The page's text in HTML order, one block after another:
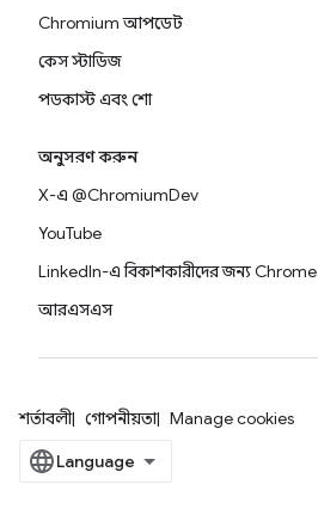
Chromium আপডেট
কেস স্টাডিজ
পডকাস্ট এবং শো
অনুসরণ করুন
X-এ @ChromiumDev
YouTube
LinkedIn-এ বিকাশকারীদের জন্য Chrome
আরএসএস
শর্তাবলী গোপনীয়তা Manage cookies